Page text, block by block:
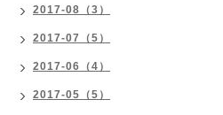
2017-08（3）
2017-07（5）
2017-06（4）
2017-05（5）